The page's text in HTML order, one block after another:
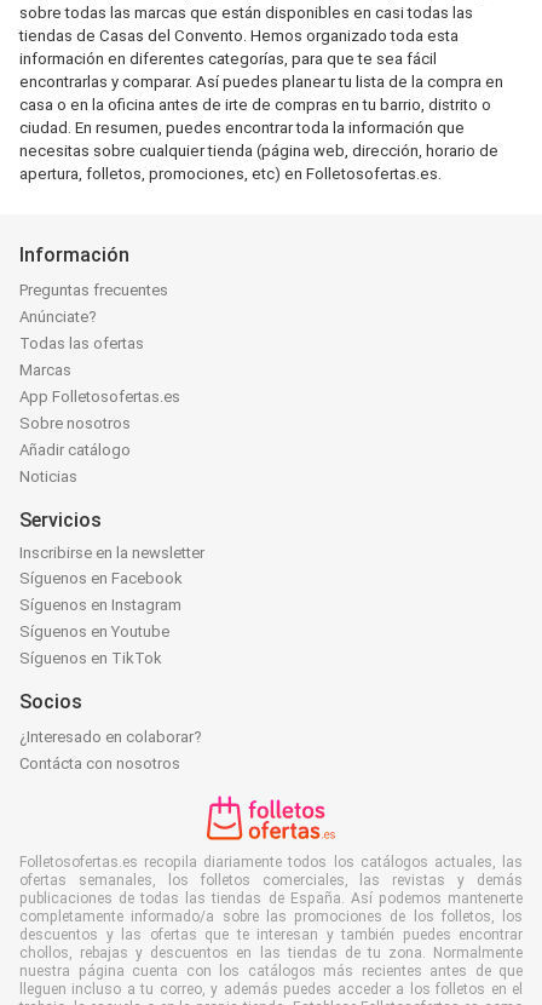
sobre todas las marcas que están disponibles en casi todas las
tiendas de Casas del Convento. Hemos organizado toda esta
información en diferentes categorías, para que te sea fácil
encontrarlas y comparar. Así puedes planear tu lista de la compra en
casa o en la oficina antes de irte de compras en tu barrio, distrito o
ciudad. En resumen, puedes encontrar toda la información que
necesitas sobre cualquier tienda (página web, dirección, horario de
apertura, folletos, promociones, etc) en Folletosofertas.es.
Información
Preguntas frecuentes
Anúnciate?
Todas las ofertas
Marcas
App Folletosofertas.es
Sobre nosotros
Añadir catálogo
Noticias
Servicios
Inscribirse en la newsletter
Síguenos en Facebook
Síguenos en Instagram
Síguenos en Youtube
Síguenos en TikTok
Socios
¿Interesado en colaborar?
Contácta con nosotros
Folletosofertas.es recopila diariamente todos los catálogos actuales, las
ofertas semanales, los folletos comerciales, las revistas y demás
publicaciones de todas las tiendas de España. Así podemos mantenerte
completamente informado/a sobre las promociones de los folletos, los
descuentos y las ofertas que te interesan y también puedes encontrar
chollos, rebajas y descuentos en las tiendas de tu zona. Normalmente
nuestra página cuenta con los catálogos más recientes antes de que
lleguen incluso a tu correo, y además puedes acceder a los folletos en el